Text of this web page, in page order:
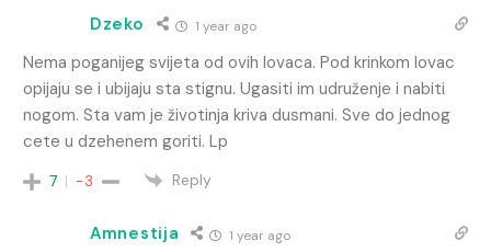
Dzeko 1 year ago
Nema poganijeg svijeta od ovih lovaca. Pod krinkom lovac
opijaju se i ubijaju sta stignu. Ugasiti im udruženje i nabiti
nogom. Sta vam je životinja kriva dusmani. Sve do jednog
cete u dzehenem goriti. Lp
7 -3 Reply
Amnestija 1 year ago